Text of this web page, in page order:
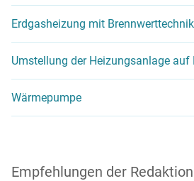
Erdgasheizung mit Brennwerttechnik
Umstellung der Heizungsanlage auf
Wärmepumpe
Empfehlungen der Redaktion